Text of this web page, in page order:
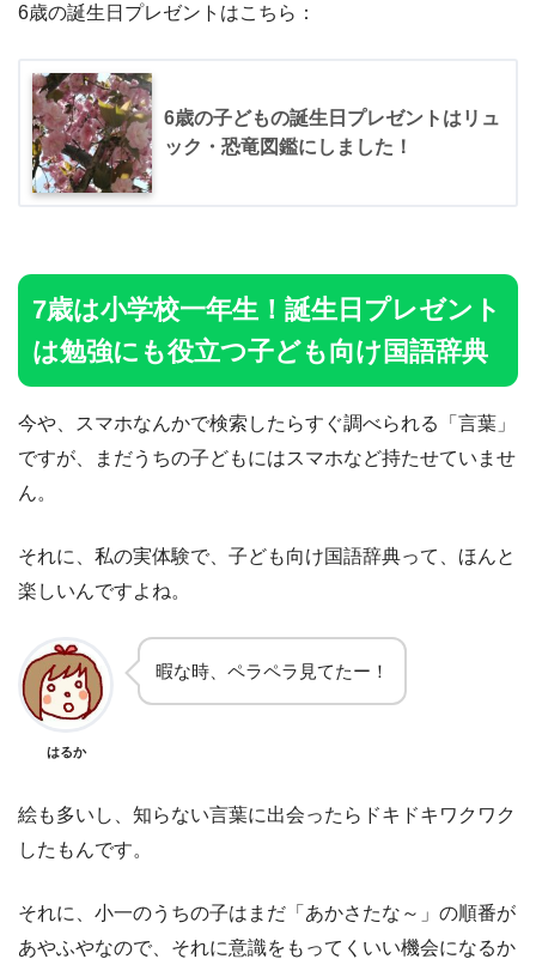
6歳の誕生日プレゼントはこちら：
6歳の子どもの誕生日プレゼントはリュ
ック・恐竜図鑑にしました！
7歳は小学校一年生！誕生日プレゼント
は勉強にも役立つ子ども向け国語辞典
今や、スマホなんかで検索したらすぐ調べられる「言葉」
ですが、まだうちの子どもにはスマホなど持たせていませ
ん。
それに、私の実体験で、子ども向け国語辞典って、ほんと
楽しいんですよね。
はるか
暇な時、ペラペラ見てたー！
絵も多いし、知らない言葉に出会ったらドキドキワクワク
したもんです。
それに、小一のうちの子はまだ「あかさたな～」の順番が
あやふやなので、それに意識をもってくいい機会になるか